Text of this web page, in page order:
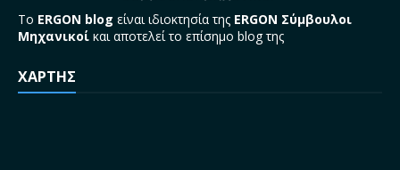
Το ERGON blog είναι ιδιοκτησία της ERGON Σύμβουλοι
Μηχανικοί και αποτελεί το επίσημο blog της
ΧΑΡΤΗΣ